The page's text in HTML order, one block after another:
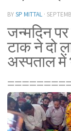
BYSP MITTAL ·
जन्मदिन
टाक ने दो
अस्पताल में